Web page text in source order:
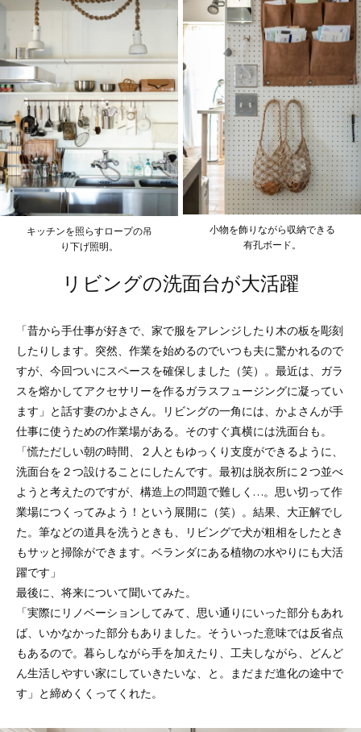
キッチンを照らすロープの吊
り下げ照明。
小物を飾りながら収納できる
有孔ボード。
リビングの洗面台が大活躍
「昔から手仕事が好きで、家で服をアレンジしたり木の板を彫刻
したりします。突然、作業を始めるのでいつも夫に驚かれるので
すが、今回ついにスペースを確保しました（笑）。最近は、ガラ
スを熔かしてアクセサリーを作るガラスフュージングに凝ってい
ます」と話す妻のかよさん。リビングの一角には、かよさんが手
仕事に使うための作業場がある。そのすぐ真横には洗面台も。
「慌ただしい朝の時間、２人ともゆっくり支度ができるように、
洗面台を２つ設けることにしたんです。最初は脱衣所に２つ並べ
ようと考えたのですが、構造上の問題で難しく…。思い切って作
業場につくってみよう！という展開に（笑）。結果、大正解でし
た。筆などの道具を洗うときも、リビングで犬が粗相をしたとき
もサッと掃除ができます。ベランダにある植物の水やりにも大活
躍です」
最後に、将来について聞いてみた。
「実際にリノベーションしてみて、思い通りにいった部分もあれ
ば、いかなかった部分もありました。そういった意味では反省点
もあるので。暮らしながら手を加えたり、工夫しながら、どんど
ん生活しやすい家にしていきたいな、と。まだまだ進化の途中で
す」と締めくくってくれた。